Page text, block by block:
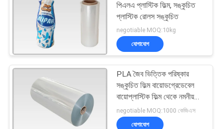
জন্য
আবেদন
ওপস সঙ্কুচিত চলচ্চিত্র
পিএলএ প্লাস্টিক ফিল্ম, সঙ্কুচিত
প্লাস্টিক রোলস সঙ্কুচিত
negotiable MOQ:10kg
যোগাযোগ
PLA জৈব ভিত্তিক পরিষ্কার
সঙ্কুচিত ফিল্ম বায়োডগ্রেডেবেল
বায়োপ্লাস্টিক ফিল্ম থেকে নমনীয়
প্যাকেজিং
negotiable MOQ:1000 কেজিএস
যোগাযোগ